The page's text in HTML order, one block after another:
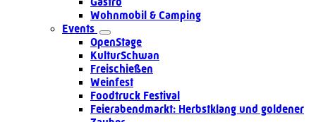
Wohnmobil & Camping
Events
OpenStage
KulturSchwan
Freischießen
Weinfest
Foodtruck Festival
Feierabendmarkt: Herbstklang und goldener